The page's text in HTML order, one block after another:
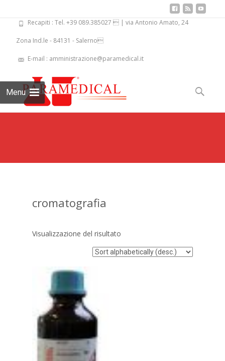
Recapiti : Tel. +39 089.385027  | via Antonio Amato, 24
Zona Ind.le - 84131 - Salerno
E-mail : amministrazione@paramedical.it
Menu
Ricerca
cromatografia
Visualizzazione del risultato